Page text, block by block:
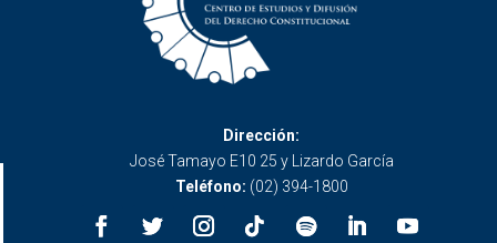
Dirección:
José Tamayo E10 25 y Lizardo García
Teléfono: (02) 394-1800